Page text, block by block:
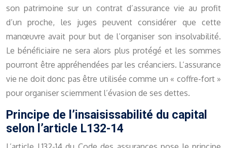
son patrimoine sur un contrat d’assurance vie au profit
d’un proche, les juges peuvent considérer que cette
manœuvre avait pour but de l’organiser son insolvabilité.
Le bénéficiaire ne sera alors plus protégé et les sommes
pourront être appréhendées par les créanciers. L’assurance
vie ne doit donc pas être utilisée comme un « coffre-fort »
pour organiser sciemment l’évasion de ses dettes.
Principe de l’insaisissabilité du capital
selon l’article L132-14